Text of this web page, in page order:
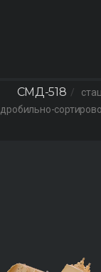
дробильно-
СМД-518